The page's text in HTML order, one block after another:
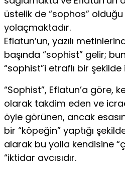
üstelik de “sophos”
yolaçmaktadır.
Eflatun’un, yazılı
başında “sophist” gelir;
“sophist”i etraflı bir şekilde
“Sophist”, Eflatun’a göre,
olarak takdim eden ve
öyle görünen, ancak
bir “köpeğin” yaptığı
alarak bu yolla kendisine
“iktidar avcısıdır.